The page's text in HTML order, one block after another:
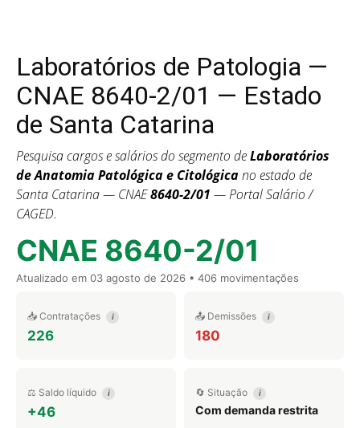
Laboratórios de Patologia —
CNAE 8640-2/01 — Estado
de Santa Catarina
Pesquisa cargos e salários do segmento deLaboratórios
de Anatomia Patológica e Citológicano estado de
Santa Catarina — CNAE8640-2/01 — Portal Salário /
CAGED.
CNAE 8640-2/01
Atualizado em 03 agosto de 2026 • 406 movimentações
📥 Contratações i
226
📤 Demissões i
180
⚖️ Saldo líquido i
+46
🔄 Situação i
Com demanda restrita